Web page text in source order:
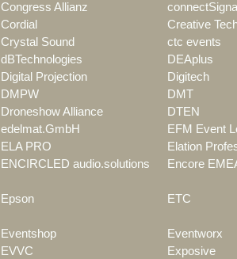
Congress Allianz
Cordial Creative
Crystal Sound ctc events
dBTechnologies DEAplus
Digital Projection Digitech
DMPW DMT
Droneshow Alliance DTEN
edelmat.GmbH EFM Event
ELA PRO Elation
ENCIRCLED audio.solutions Encore
Epson ETC
Eventshop Eventworx
EVVC Exposive